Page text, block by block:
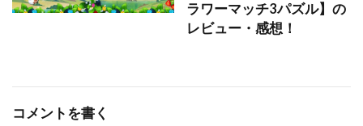
ラワーマッチ3パズル】の
レビュー・感想！
コメントを書く